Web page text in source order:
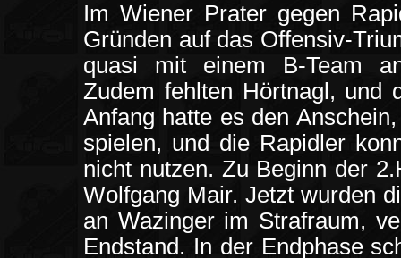
Im Wiener Prater gegen
Gründen auf das Offensiv-
quasi mit einem B-Team
Zudem fehlten Hörtnagl, und
Anfang hatte es den
spielen, und die Rapidler
nicht nutzen. Zu Beginn der
Wolfgang Mair. Jetzt wurden
an Wazinger im Strafraum,
Endstand. In der Endphase